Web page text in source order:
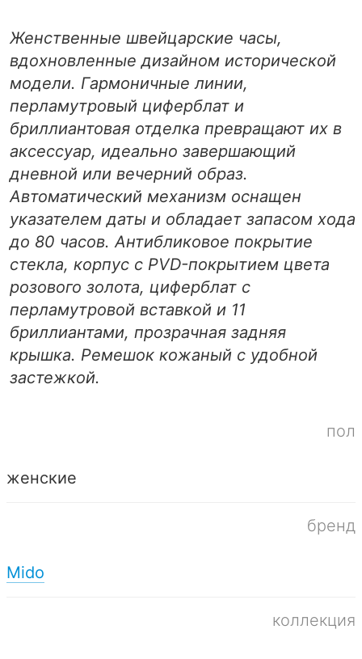
Женственные швейцарские часы,
вдохновленные дизайном исторической
модели. Гармоничные линии,
перламутровый циферблат и
бриллиантовая отделка превращают их в
аксессуар, идеально завершающий
дневной или вечерний образ.
Автоматический механизм оснащен
указателем даты и обладает запасом хода
до 80 часов. Антибликовое покрытие
стекла, корпус с PVD-покрытием цвета
розового золота, циферблат с
перламутровой вставкой и 11
бриллиантами, прозрачная задняя
крышка. Ремешок кожаный с удобной
застежкой.
пол
женские
бренд
Mido
коллекция